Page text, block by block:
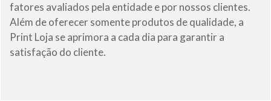
fatores avaliados pela entidade e por nossos clientes.
Além de oferecer somente produtos de qualidade, a
Print Loja se aprimora a cada dia para garantir a
satisfação do cliente.